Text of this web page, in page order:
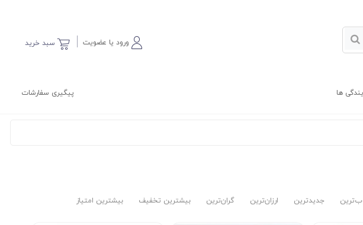
سبد خرید ورود یا عضویت
پیگیری سفارشات ها
جدیدترین ارزان‌ترین گران‌ترین بیشترین تخفیف بیشترین امتیاز